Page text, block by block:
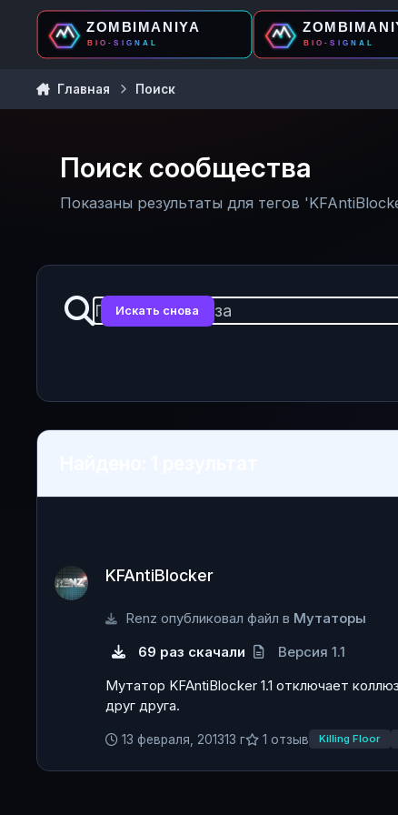
Перейти к содержанию
Главная Поиск
Поиск сообщества
Показаны результаты для тегов
Искать снова
KFAntiBlocker
Renz опубликовал файл в Мутаторы
69 раз скачали
Версия 1.1
Мутатор KFAntiBlocker 1.1 отключает
друг друга.
13 февраля, 201313 г 1 отзыв Killing Floor